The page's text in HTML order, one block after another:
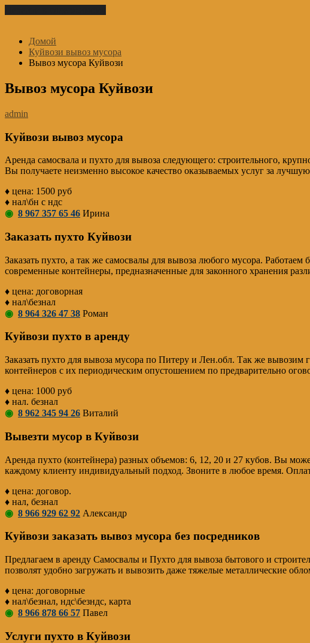
Домой
Куйвози вывоз мусора
Вывоз мусора Куйвози
Вывоз мусора Куйвози
admin
Куйвози вывоз мусора
Аренда самосвала и пухто для вывоза следующего: строительного,
Вы получаете неизменно высокое качество оказываемых услуг за
♦ цена: 1500 руб
♦ нал\бн с ндс
◉ 8 967 357 65 46 Ирина
Заказать пухто Куйвози
Заказать пухто, а так же самосвалы для вывоза любого мусора.
современные контейнеры, предназначенные для законного хранения
♦ цена: договорная
♦ нал\безнал
◉ 8 964 326 47 38 Роман
Куйвози пухто в аренду
Заказать пухто для вывоза мусора по Питеру и Лен.обл. Так же вывозим
контейнеров с их периодическим опустошением по предварительно
♦ цена: 1000 руб
♦ нал. безнал
◉ 8 962 345 94 26 Виталий
Вывезти мусор в Куйвози
Аренда пухто (контейнера) разных объемов: 6, 12, 20 и 27 кубов. Вы
каждому клиенту индивидуальный подход. Звоните в любое время.
♦ цена: договор.
♦ нал, безнал
◉ 8 966 929 62 92 Александр
Куйвози заказать вывоз мусора без посредников
Предлагаем в аренду Самосвалы и Пухто для вывоза бытового и
позволят удобно загружать и вывозить даже тяжелые металлические
♦ цена: договорные
♦ нал\безнал, ндс\безндс, карта
◉ 8 966 878 66 57 Павел
Услуги пухто в Куйвози